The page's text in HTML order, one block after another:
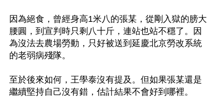
因為絕食，曾經身高1米八的張某，從剛入獄的膀大
腰圓，到宣判時只剩八十斤，連站也站不穩了。因
為沒法去農場勞動，只好被送到延慶北京勞改系統
的老弱病殘隊。
至於後來如何，王學泰沒有提及。但如果張某還是
繼續堅持自己沒有錯，估計結果不會好到哪裡。